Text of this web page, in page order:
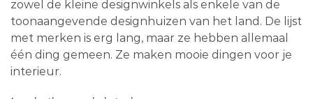
zowel de kleine designwinkels als enkele van de
toonaangevende designhuizen van het land. De lijst
met merken is erg lang, maar ze hebben allemaal
één ding gemeen. Ze maken mooie dingen voor je
interieur.